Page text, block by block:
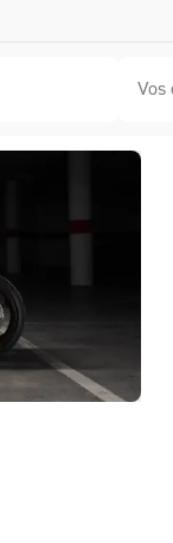
Vos